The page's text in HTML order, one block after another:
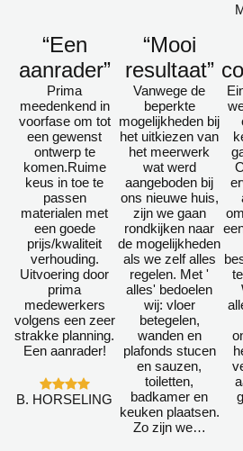
“Een
aanrader”
Prima
meedenkend in
voorfase om tot
een gewenst
ontwerp te
komen.Ruime
keus in toe te
passen
materialen met
een goede
prijs/kwaliteit
verhouding.
Uitvoering door
prima
medewerkers
volgens een zeer
strakke planning.
Een aanrader!
B. HORSELING
“Mooi
resultaat”
Vanwege de
beperkte
mogelijkheden bij
het uitkiezen van
het meerwerk
wat werd
aangeboden bij
ons nieuwe huis,
zijn we gaan
rondkijken naar
de mogelijkheden
als we zelf alles
regelen. Met '
alles' bedoelen
wij: vloer
betegelen,
wanden en
plafonds stucen
en sauzen,
toiletten,
badkamer en
keuken plaatsen.
Zo zijn we…